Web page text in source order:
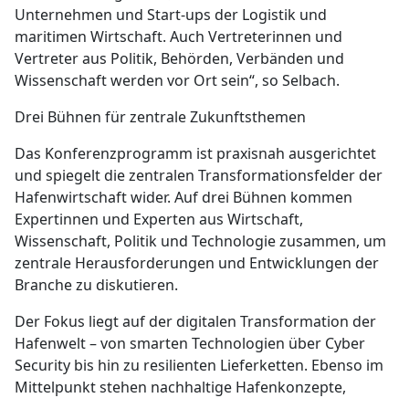
Unternehmen und Start-ups der Logistik und
maritimen Wirtschaft. Auch Vertreterinnen und
Vertreter aus Politik, Behörden, Verbänden und
Wissenschaft werden vor Ort sein“, so Selbach.
Drei Bühnen für zentrale Zukunftsthemen
Das Konferenzprogramm ist praxisnah ausgerichtet
und spiegelt die zentralen Transformationsfelder der
Hafenwirtschaft wider. Auf drei Bühnen kommen
Expertinnen und Experten aus Wirtschaft,
Wissenschaft, Politik und Technologie zusammen, um
zentrale Herausforderungen und Entwicklungen der
Branche zu diskutieren.
Der Fokus liegt auf der digitalen Transformation der
Hafenwelt – von smarten Technologien über Cyber
Security bis hin zu resilienten Lieferketten. Ebenso im
Mittelpunkt stehen nachhaltige Hafenkonzepte,